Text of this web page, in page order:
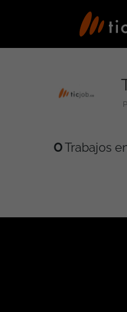
0Trabajos